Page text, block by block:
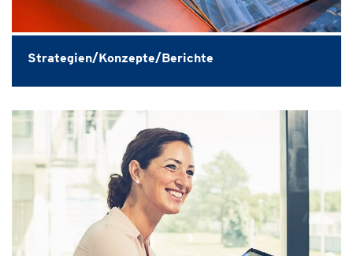
Strategien/Konzepte/Berichte